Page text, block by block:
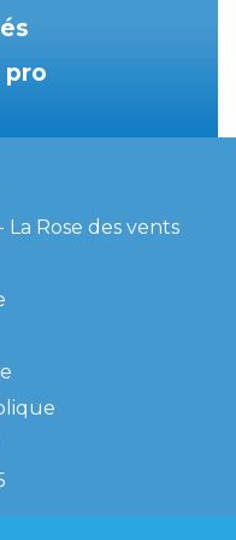
pro
Rose des vents